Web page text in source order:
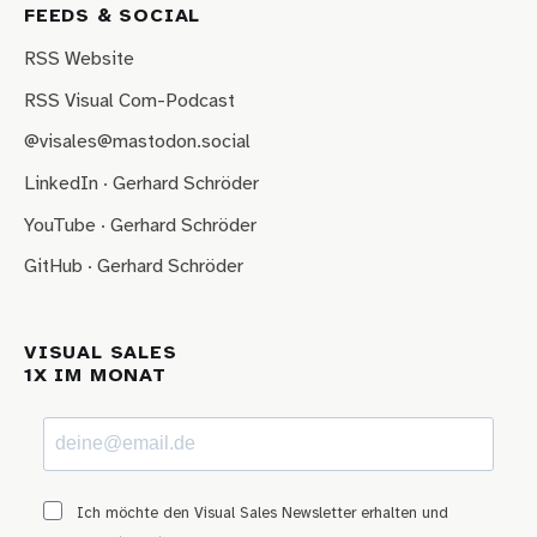
FEEDS & SOCIAL
RSS Website
RSS Visual Com-Podcast
@visales@mastodon.social
LinkedIn · Gerhard Schröder
YouTube · Gerhard Schröder
GitHub · Gerhard Schröder
VISUAL SALES
1X IM MONAT
Ich möchte den Visual Sales Newsletter erhalten und